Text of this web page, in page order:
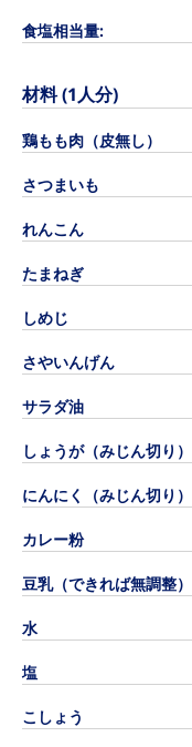
食塩相当量:
材料 (1人分)
鶏もも肉（皮無し）
さつまいも
れんこん
たまねぎ
しめじ
さやいんげん
サラダ油
しょうが（みじん切り）
にんにく（みじん切り）
カレー粉
豆乳（できれば無調整）
水
塩
こしょう